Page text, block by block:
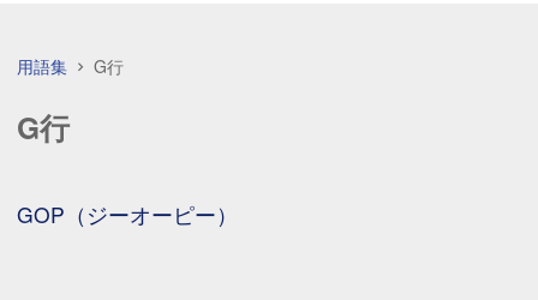
用語集 G行
G行
GOP（ジーオーピー）